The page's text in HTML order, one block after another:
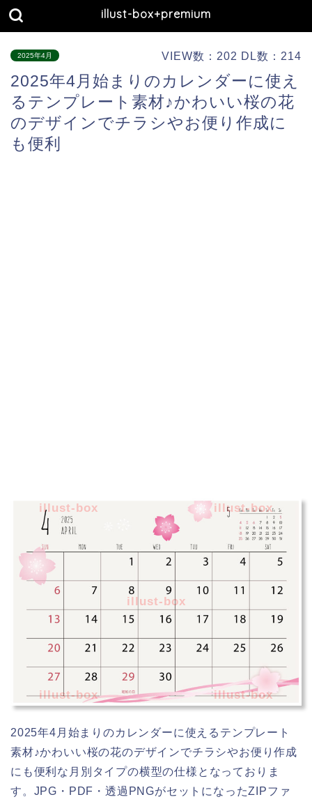
illust-box+premium
2025年4月 VIEW数：202 DL数：214
2025年4月始まりのカレンダーに使え
るテンプレート素材♪かわいい桜の花
のデザインでチラシやお便り作成に
も便利
illust-box
illust-box illust-box
illust-box illust-box
2025年4月始まりのカレンダーに使えるテンプレート
素材♪かわいい桜の花のデザインでチラシやお便り作成
にも便利な月別タイプの横型の仕様となっておりま
す。JPG・PDF・透過PNGがセットになったZIPファ